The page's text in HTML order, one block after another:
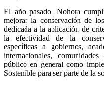
El año pasado, Nohora
mejorar la conservación de
dedicada a la aplicación de
la efectividad de la
específicas a gobiernos,
internacionales,
público en general como
Sostenible para ser parte de la